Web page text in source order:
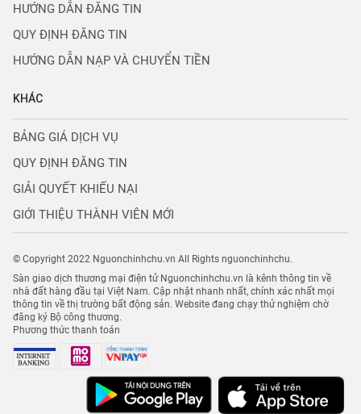
HƯỚNG DẪN ĐĂNG TIN
QUY ĐỊNH ĐĂNG TIN
HƯỚNG DẪN NẠP VÀ CHUYỂN TIỀN
KHÁC
BẢNG GIÁ DỊCH VỤ
QUY ĐỊNH ĐĂNG TIN
GIẢI QUYẾT KHIẾU NẠI
GIỚI THIỆU THÀNH VIÊN MỚI
© Copyright 2022 Nguonchinhchu.vn All Rights nguonchinhchu.
Sàn giao dịch thương mại điện tử Nguonchinhchu.vn là kênh thông tin về
nhà đất hàng đầu tại Việt Nam. Cập nhật nhanh nhất, chính xác nhất mọi
thông tin về thị trường bất động sản. Website đang chạy thử nghiệm chờ
đăng ký Bộ công thương.
Phương thức thanh toán